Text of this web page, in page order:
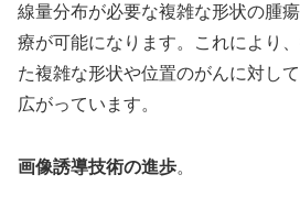
線量分布が必要な複雑な形状の腫
療が可能になります。これにより
た複雑な形状や位置のがんに対し
広がっています。
画像誘導技術の進歩。